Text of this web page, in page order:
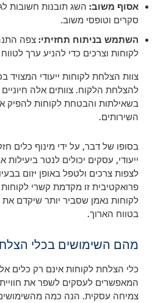
אסוף משוב: השג תובנות חשובות
סקרים וטופסי משוב.
השתמש בניתוח תחזיתי:צפה
לקוחות וצרכים כדי להניע ערך
צוות הצלחת לקוחות ייעודי המצויד
להצלחת הלקוח. צוותים אלה
בשאילתות והבטחת לקוחות להפיק
השירותים.
בסופו של דבר, על ידי מינוף כלים
ייעודי, עסקים יכולים לנטר ביעילות
לצפות צרכים ולטפל באופן יזום
פרואקטיבית זו מקדמת קשרי
לקוחות נאמן שסביר יותר שיקדם
בטווח הארוך.
מהם השימושים בכלי
כלי הצלחת לקוחות אינם רק כלים
המאפשרים לעסקים לשפר את
צמיחה עסקית. הנה כמה